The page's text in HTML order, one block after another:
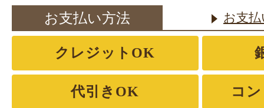
お支払い方法 お支
クレジットOK
代引きOK コ